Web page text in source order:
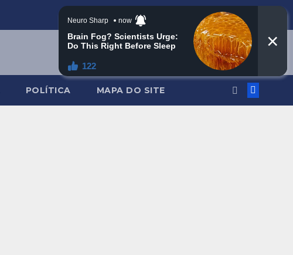
POLÍTICA MAPA DO SITE